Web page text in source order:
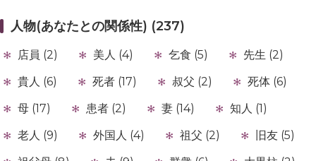
人物(あなたとの関係性) (237)
店員 (2) 美人 (4) 乞食 (5)
先生 (2)
貴人 (6)
死者 (17) 叔父 (2)
死体 (6)
母 (17)
患者 (2) 妻 (14)
知人 (1)
老人 (9)
外国人 (4) 祖父 (2)
旧友 (5)